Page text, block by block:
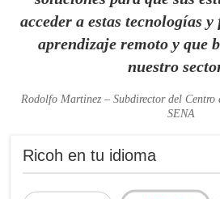
Ricoh en tu idioma
acceder a estas tecnologías
aprendizaje remoto y que
nuestro
Rodolfo Martinez – Subdirector del
SENA
Las soluciones y servicios de
Ricohse han convertido en un elemento